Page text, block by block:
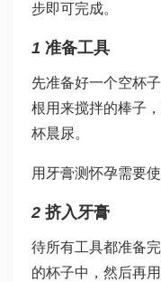
步即可完成。
1 准备工具
先准备好一个空杯
根用来搅拌的棒子
杯晨尿。
用牙膏测怀孕需要
2 挤入牙膏
待所有工具都准备
的杯子中，然后再